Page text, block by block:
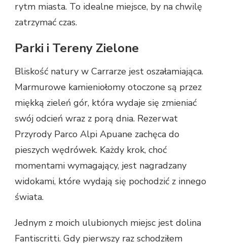
rytm miasta. To idealne miejsce, by na chwilę
zatrzymać czas.
Parki i Tereny Zielone
Bliskość natury w Carrarze jest oszałamiająca.
Marmurowe kamieniołomy otoczone są przez
miękką zieleń gór, która wydaje się zmieniać
swój odcień wraz z porą dnia. Rezerwat
Przyrody Parco Alpi Apuane zachęca do
pieszych wędrówek. Każdy krok, choć
momentami wymagający, jest nagradzany
widokami, które wydają się pochodzić z innego
świata.
Jednym z moich ulubionych miejsc jest dolina
Fantiscritti. Gdy pierwszy raz schodziłem